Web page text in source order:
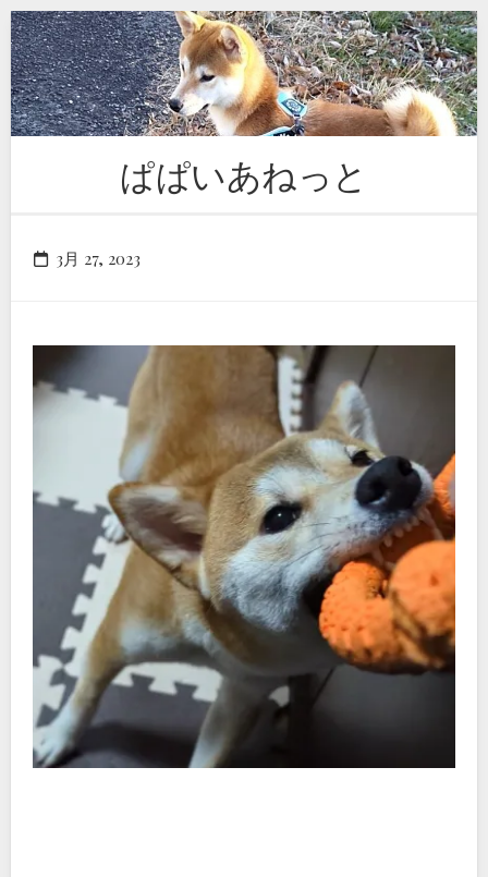
Skip
to
content
ぱぱいあねっと
3月 27, 2023